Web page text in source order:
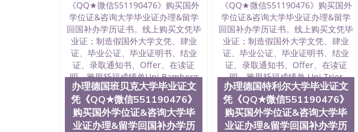
办理德国班贝克大学毕业证文
凭《QQ★微信551190476》
购买国外学位证&咨询大学毕
业证办理&留学回国补办学历
办理德国特利尔大学毕业证文
凭《QQ★微信551190476》
购买国外学位证&咨询大学毕
业证办理&留学回国补办学历